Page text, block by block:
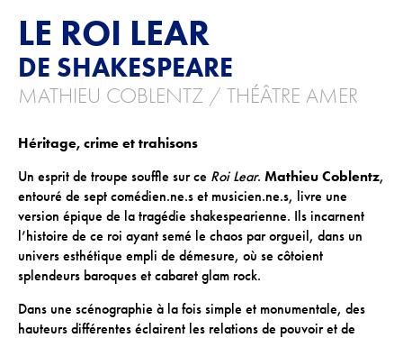
ACTIONS CULTURELLES
Les actions de la saison
Les actions passées
CINÉMA
Programmation
INFOS+
Tarifs
LE ROI LEAR
DE SHAKESPEARE
MATHIEU COBLENTZ / THÉÂTRE AMER
Héritage, crime et trahisons
Un esprit de troupe souffle sur ce Roi Lear. Mathieu Coblentz,
entouré de sept comédien.ne.s et musicien.ne.s, livre une
version épique de la tragédie shakespearienne. Ils incarnent
l’histoire de ce roi ayant semé le chaos par orgueil, dans un
univers esthétique empli de démesure, où se côtoient
splendeurs baroques et cabaret glam rock.
Dans une scénographie à la fois simple et monumentale, des
hauteurs différentes éclairent les relations de pouvoir et de